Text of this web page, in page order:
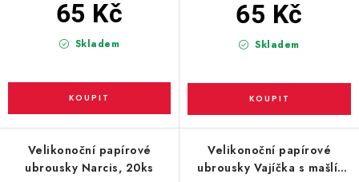
Skladem
65 Kč
Skladem
65 Kč
Velikonoční papírové
ubrousky Narcis, 20ks
Velikonoční papírové
ubrousky Vajíčka s mašlí,